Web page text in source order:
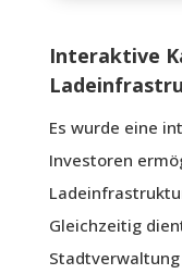
Interaktive
Es wurde eine
Investoren
Gleichzeitig